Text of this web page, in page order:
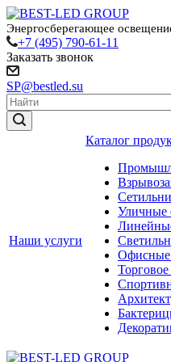
Энергосберегающее
+7 (495) 790-61-11
Заказать звонок
SP@bestled.su
Наши услуги
Каталог
Уличные
Офисные